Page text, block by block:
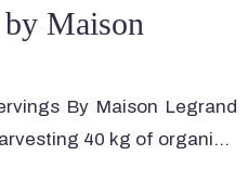
Maison
By Maison Legrand
40 kg of organi…